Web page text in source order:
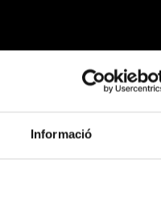
Informació